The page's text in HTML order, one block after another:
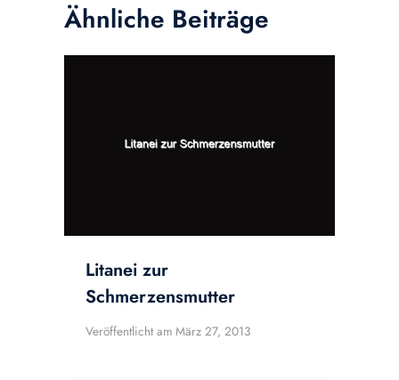
Ähnliche Beiträge
Litanei zur
Schmerzensmutter
Veröffentlicht am März 27, 2013